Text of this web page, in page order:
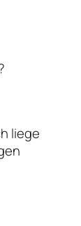
liege